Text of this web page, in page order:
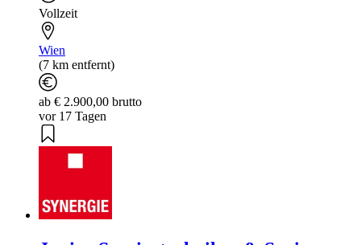
Vollzeit
Wien
(7 km entfernt)
ab € 2.900,00 brutto
vor 17 Tagen